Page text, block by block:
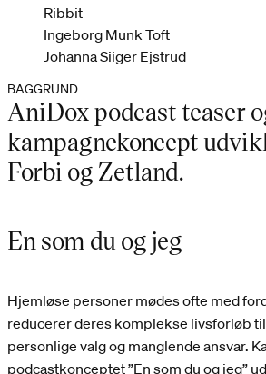
Ribbit
Ingeborg Munk Toft
Johanna Siiger Ejstrud
BAGGRUND
AniDox podcast teaser
kampagnekoncept
Forbi og Zetland.
En som du og jeg
Hjemløse personer mødes ofte med
reducerer deres komplekse livsforløb
personlige valg og manglende ansvar.
podcastkonceptet ”En som du og jeg”